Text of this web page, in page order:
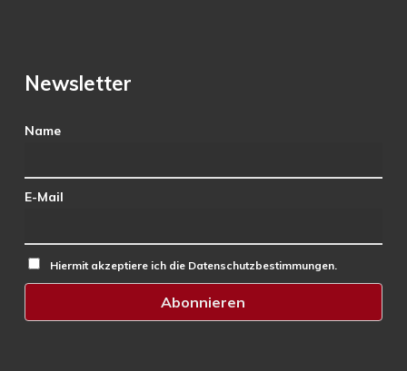
Newsletter
Name
E-Mail
Hiermit akzeptiere ich die Datenschutzbestimmungen.